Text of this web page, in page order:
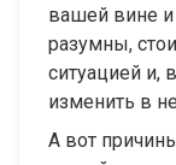
вашей вине и
разумны,
ситуацией и,
изменить в
А вот